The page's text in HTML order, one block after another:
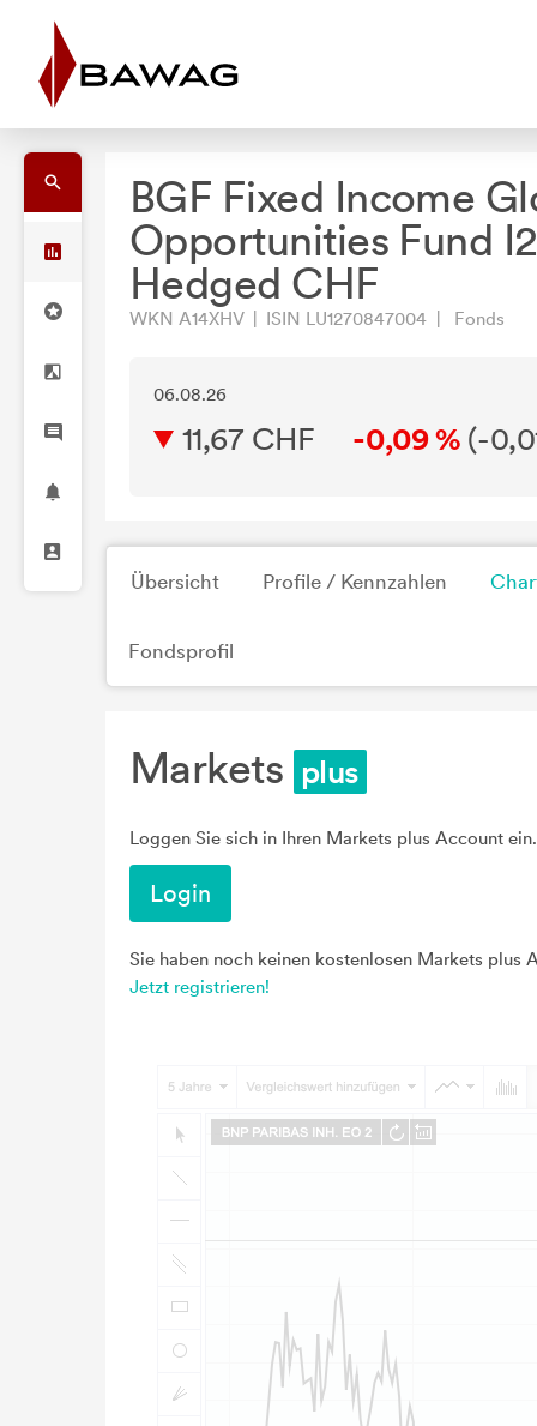
BGF Fixed Income
Opportunities Fund I2
Hedged CHF
WKN A14XHV | ISIN LU1270847004 | Fonds
06.08.26
11,67 CHF -0,09 % (-
Übersicht Profile / Kennzahlen
Fondsprofil
Markets
Loggen Sie sich in Ihren Markets plus Account ein.
Login
Sie haben noch keinen kostenlosen Markets plus
Jetzt registrieren!